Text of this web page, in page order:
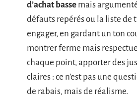
d’achat basse mais
défauts repérés ou la liste de
engager, en gardant un ton
montrer ferme mais
chaque point, apporter des
claires : ce n’est pas une
de rabais, mais de réalisme.